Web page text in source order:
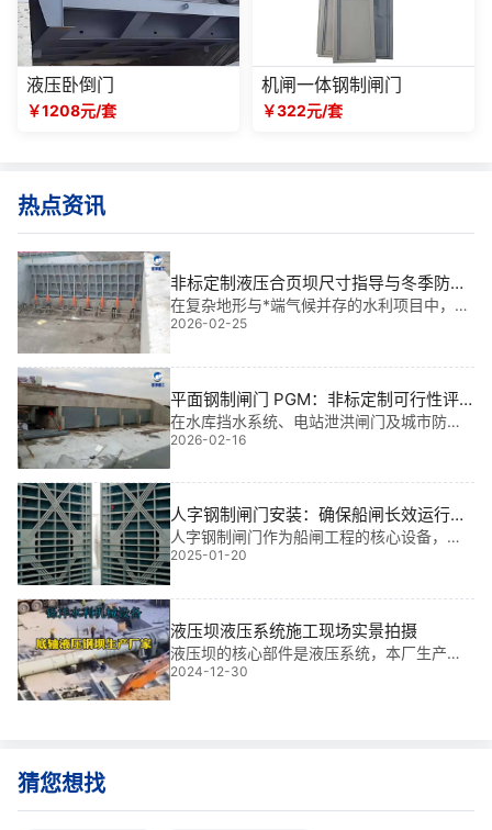
液压卧倒门
￥1208元/套
机闸一体钢制闸门
￥322元/套
热点资讯
非标定制液压合页坝尺寸指导与冬季防冻
维护方案
在复杂地形与*端气候并存的水利项目中，传
统定型设备常因尺寸不匹配或抗寒性能不足
构设计、生产及现场安装经验，非标定制液
压合页坝尺寸指导与冬季防冻维护方案，正
是解决
2026-02-25
平面钢制闸门 PGM：非标定制可行性评
估与加厚面板设计
在水库挡水系统、电站泄洪闸门及城市防洪
工程中，平面钢制闸门的可靠性直接决定工
与现场安装多年，参与50余个大型项目后深
知：标准产品难以应对复杂工况，而平面钢
制闸门
2026-02-16
人字钢制闸门安装：确保船闸长效运行的
关键环节
人字钢制闸门作为船闸工程的核心设备，其
安装质量直接关乎船闸的正常运行与工作效
率。在水利枢纽工程中，人字钢制闸门常肩
负防洪、航运、发电等多种功能，有时还需
兼做二次施工的导流功能，这使得其安装工
作面临时间紧、任务重的挑战，且往往无法
借助大型起重设备，土建施工门机也难以满
足吊装调节需求。因此，严格遵循安装
2025-01-20
液压坝液压系统施工现场实景拍摄
液压坝的核心部件是液压系统，本厂生产的
液压坝的液压系统都是经过特殊定制处理，
2024-12-30
猜您想找